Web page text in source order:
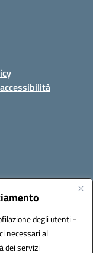
degli utenti -
necessari al
dei servizi
istsc_cepm03000d